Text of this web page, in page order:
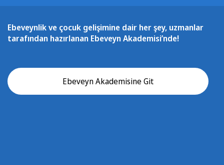
Ebeveynlik ve çocuk gelişimine dair her şey, uzmanlar
tarafından hazırlanan Ebeveyn Akademisi’nde!
Ebeveyn Akademisine Git